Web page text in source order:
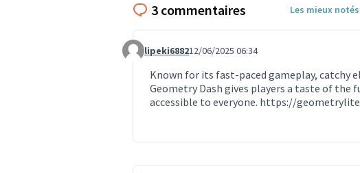
3 commentaires Les mieux notés
Commentaire 1816
lipeki688212/06/2025 06:34
Known for its fast-paced gameplay, catchy
Geometry Dash gives players a taste of the
accessible to everyone. https://